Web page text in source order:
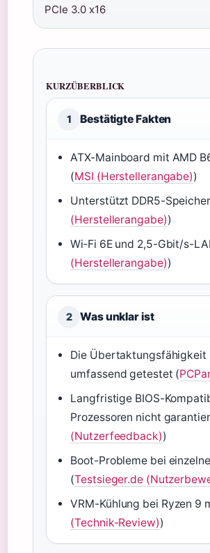
PCIe 3.0 x16
KURZÜBERBLICK
1 Bestätigte Fakten
ATX-Mainboard mit AMD
(MSI (Herstellerangabe))
Unterstützt DDR5-
(Herstellerangabe))
Wi‑Fi 6E und 2,5-Gbit/s-
(Herstellerangabe))
2 Was unklar ist
Die Übertaktungsfähigkeit
umfassend getestet (
Langfristige BIOS-
Prozessoren nicht
(Nutzerfeedback))
Boot-Probleme bei
(Testsieger.de
VRM-Kühlung bei Ryzen 9
(Technik-Review))